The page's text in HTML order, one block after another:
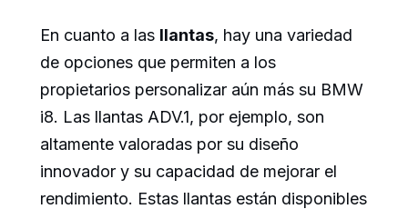
En cuanto a las llantas, hay una variedad
de opciones que permiten a los
propietarios personalizar aún más su BMW
i8. Las llantas ADV.1, por ejemplo, son
altamente valoradas por su diseño
innovador y su capacidad de mejorar el
rendimiento. Estas llantas están disponibles